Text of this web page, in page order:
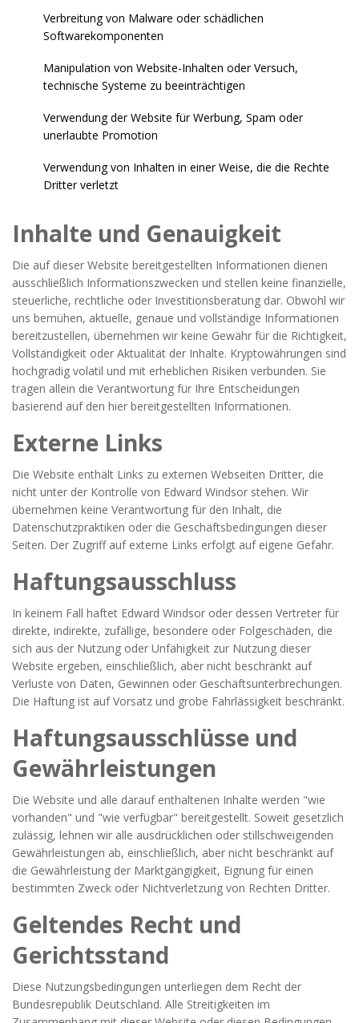
Verbreitung von Malware oder schädlichen
Softwarekomponenten
Manipulation von Website-Inhalten oder Versuch,
technische Systeme zu beeinträchtigen
Verwendung der Website für Werbung, Spam oder
unerlaubte Promotion
Verwendung von Inhalten in einer Weise, die die Rechte
Dritter verletzt
Inhalte und Genauigkeit
Die auf dieser Website bereitgestellten Informationen dienen
ausschließlich Informationszwecken und stellen keine finanzielle,
steuerliche, rechtliche oder Investitionsberatung dar. Obwohl wir
uns bemühen, aktuelle, genaue und vollständige Informationen
bereitzustellen, übernehmen wir keine Gewähr für die Richtigkeit,
Vollständigkeit oder Aktualität der Inhalte. Kryptowährungen sind
hochgradig volatil und mit erheblichen Risiken verbunden. Sie
tragen allein die Verantwortung für Ihre Entscheidungen
basierend auf den hier bereitgestellten Informationen.
Externe Links
Die Website enthält Links zu externen Webseiten Dritter, die
nicht unter der Kontrolle von Edward Windsor stehen. Wir
übernehmen keine Verantwortung für den Inhalt, die
Datenschutzpraktiken oder die Geschäftsbedingungen dieser
Seiten. Der Zugriff auf externe Links erfolgt auf eigene Gefahr.
Haftungsausschluss
In keinem Fall haftet Edward Windsor oder dessen Vertreter für
direkte, indirekte, zufällige, besondere oder Folgeschäden, die
sich aus der Nutzung oder Unfähigkeit zur Nutzung dieser
Website ergeben, einschließlich, aber nicht beschränkt auf
Verluste von Daten, Gewinnen oder Geschäftsunterbrechungen.
Die Haftung ist auf Vorsatz und grobe Fahrlässigkeit beschränkt.
Haftungsausschlüsse und
Gewährleistungen
Die Website und alle darauf enthaltenen Inhalte werden "wie
vorhanden" und "wie verfügbar" bereitgestellt. Soweit gesetzlich
zulässig, lehnen wir alle ausdrücklichen oder stillschweigenden
Gewährleistungen ab, einschließlich, aber nicht beschränkt auf
die Gewährleistung der Marktgängigkeit, Eignung für einen
bestimmten Zweck oder Nichtverletzung von Rechten Dritter.
Geltendes Recht und
Gerichtsstand
Diese Nutzungsbedingungen unterliegen dem Recht der
Bundesrepublik Deutschland. Alle Streitigkeiten im